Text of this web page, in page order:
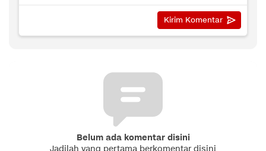
Belum ada komentar disini